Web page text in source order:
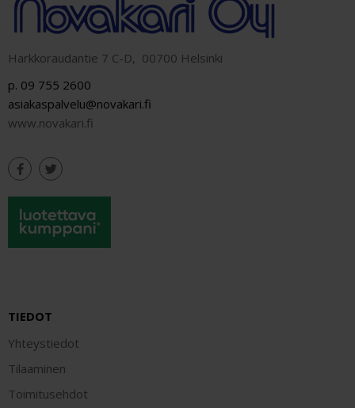
Harkkoraudantie 7 C-D, 00700 Helsinki
p. 09 755 2600
asiakaspalvelu@novakari.fi
www.novakari.fi
TIEDOT
Yhteystiedot
Tilaaminen
Toimitusehdot